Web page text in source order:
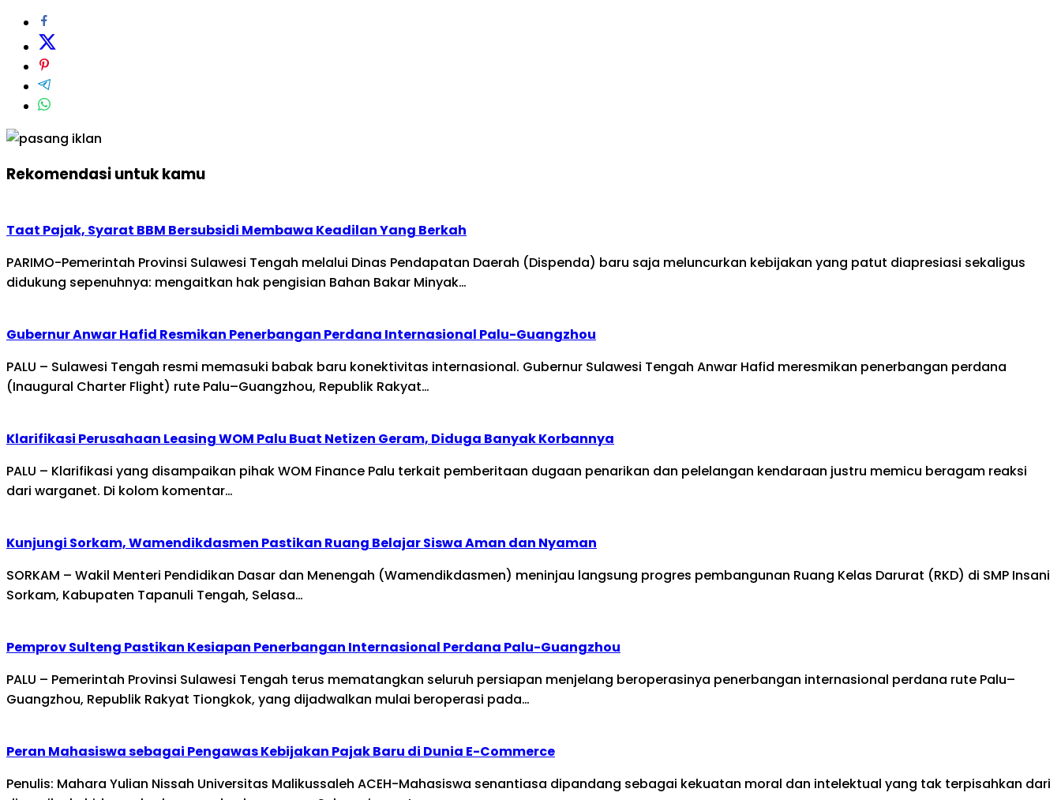
Rekomendasi untuk kamu
Taat Pajak, Syarat BBM Bersubsidi Membawa Keadilan Yang Berkah
PARIMO-Pemerintah Provinsi Sulawesi Tengah melalui Dinas Pendapatan Daerah (Dispenda) baru saja meluncurkan kebijakan yang patut diapresiasi sekaligus
didukung sepenuhnya: mengaitkan hak pengisian Bahan Bakar Minyak…
Gubernur Anwar Hafid Resmikan Penerbangan Perdana Internasional Palu-Guangzhou
PALU – Sulawesi Tengah resmi memasuki babak baru konektivitas internasional. Gubernur Sulawesi Tengah Anwar Hafid meresmikan penerbangan perdana
(Inaugural Charter Flight) rute Palu–Guangzhou, Republik Rakyat…
Klarifikasi Perusahaan Leasing WOM Palu Buat Netizen Geram, Diduga Banyak Korbannya
PALU – Klarifikasi yang disampaikan pihak WOM Finance Palu terkait pemberitaan dugaan penarikan dan pelelangan kendaraan justru memicu beragam reaksi
dari warganet. Di kolom komentar…
Kunjungi Sorkam, Wamendikdasmen Pastikan Ruang Belajar Siswa Aman dan Nyaman
SORKAM – Wakil Menteri Pendidikan Dasar dan Menengah (Wamendikdasmen) meninjau langsung progres pembangunan Ruang Kelas Darurat (RKD) di SMP Insani
Sorkam, Kabupaten Tapanuli Tengah, Selasa…
Pemprov Sulteng Pastikan Kesiapan Penerbangan Internasional Perdana Palu-Guangzhou
PALU – Pemerintah Provinsi Sulawesi Tengah terus mematangkan seluruh persiapan menjelang beroperasinya penerbangan internasional perdana rute Palu–
Guangzhou, Republik Rakyat Tiongkok, yang dijadwalkan mulai beroperasi pada…
Peran Mahasiswa sebagai Pengawas Kebijakan Pajak Baru di Dunia E-Commerce
Penulis: Mahara Yulian Nissah Universitas Malikussaleh ACEH-Mahasiswa senantiasa dipandang sebagai kekuatan moral dan intelektual yang tak terpisahkan dari